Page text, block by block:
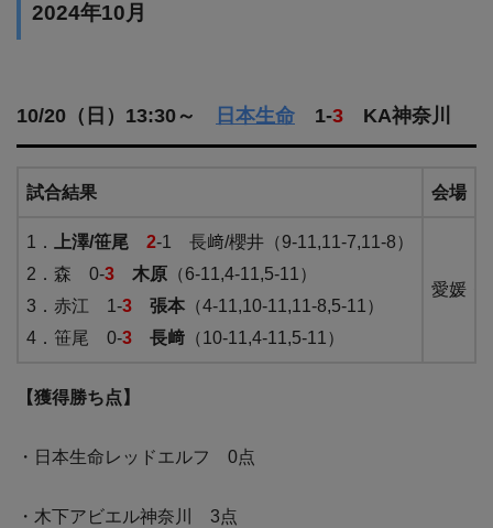
2024年10月
10/20（日）13:30～ 日本生命 1-3 KA神奈川
試合結果 会場
1． 上澤/笹尾 2-1 長﨑/櫻井（9-11,11-7,11-8）
2．森 0-3 木原 （6-11,4-11,5-11）
3．赤江 1-3 張本 （4-11,10-11,11-8,5-11）
4．笹尾 0-3 長﨑 （10-11,4-11,5-11）
愛媛・
【獲得勝ち点】
・日本生命レッドエルフ 0点
・木下アビエル神奈川 3点